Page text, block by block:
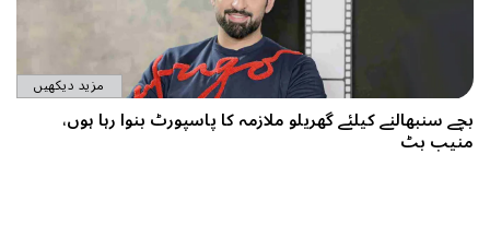
مزید دیکھیں
بچے سنبھالنے کیلئے گھریلو ملازمہ کا پاسپورٹ بنوا رہا ہوں،
منیب بٹ